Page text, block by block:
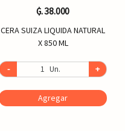
₲. 38.000
CERA SUIZA LIQUIDA NATURAL
X 850 ML
- Un. +
Agregar